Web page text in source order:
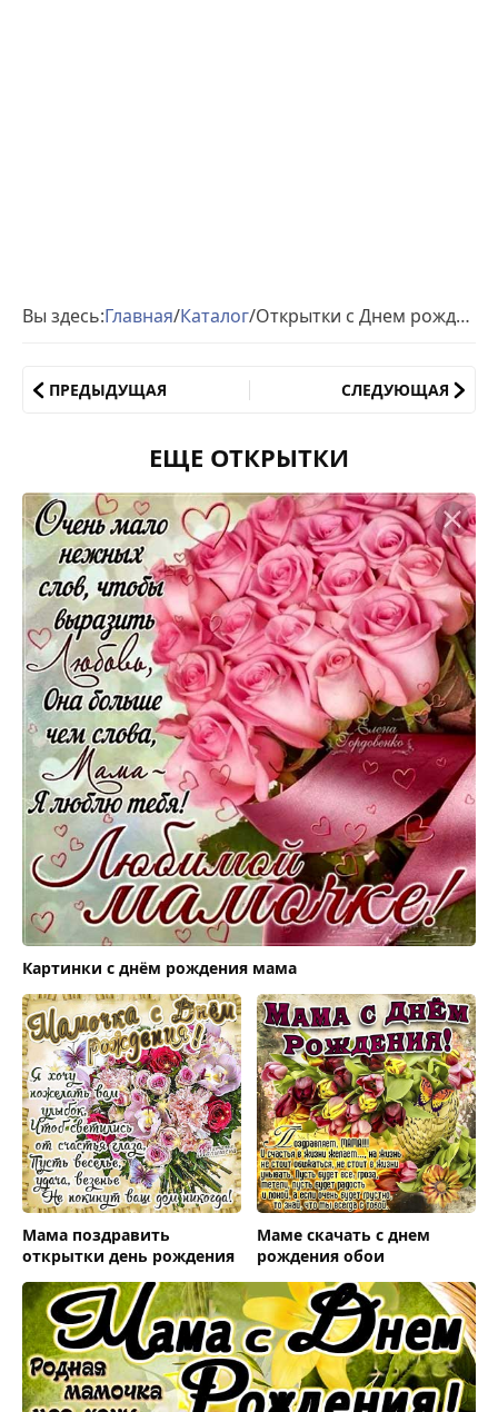
Вы здесь:Главная/Каталог/ Открытки с Днем рождения Маме
ПРЕДЫДУЩАЯ СЛЕДУЮЩАЯ
ЕЩЕ ОТКРЫТКИ
Картинки с днём рождения мама
Мама поздравить
открытки день рождения
Маме скачать с днем
рождения обои